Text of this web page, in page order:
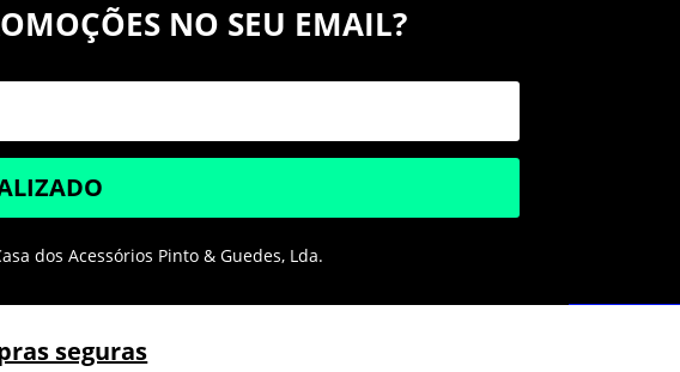
NO SEU EMAIL?
dos Acessórios Pinto & Guedes, Lda.
seguras